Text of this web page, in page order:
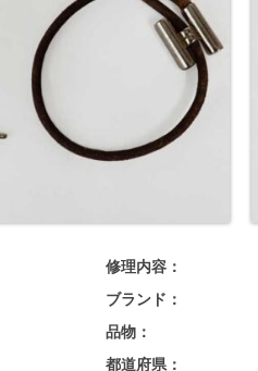
修理内容：
ブランド：
品物：
都道府県：